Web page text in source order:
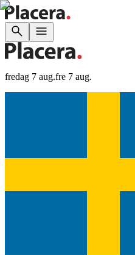
fredag 7 aug.fre 7 aug.